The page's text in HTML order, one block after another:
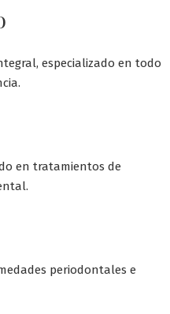
especializado en todo
en tratamientos de
periodontales e